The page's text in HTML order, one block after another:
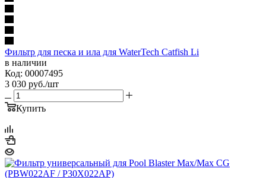
Фильтр для песка и ила для WaterTech Catfish Li
в наличии
Код: 00007495
3 030 руб./шт
Купить